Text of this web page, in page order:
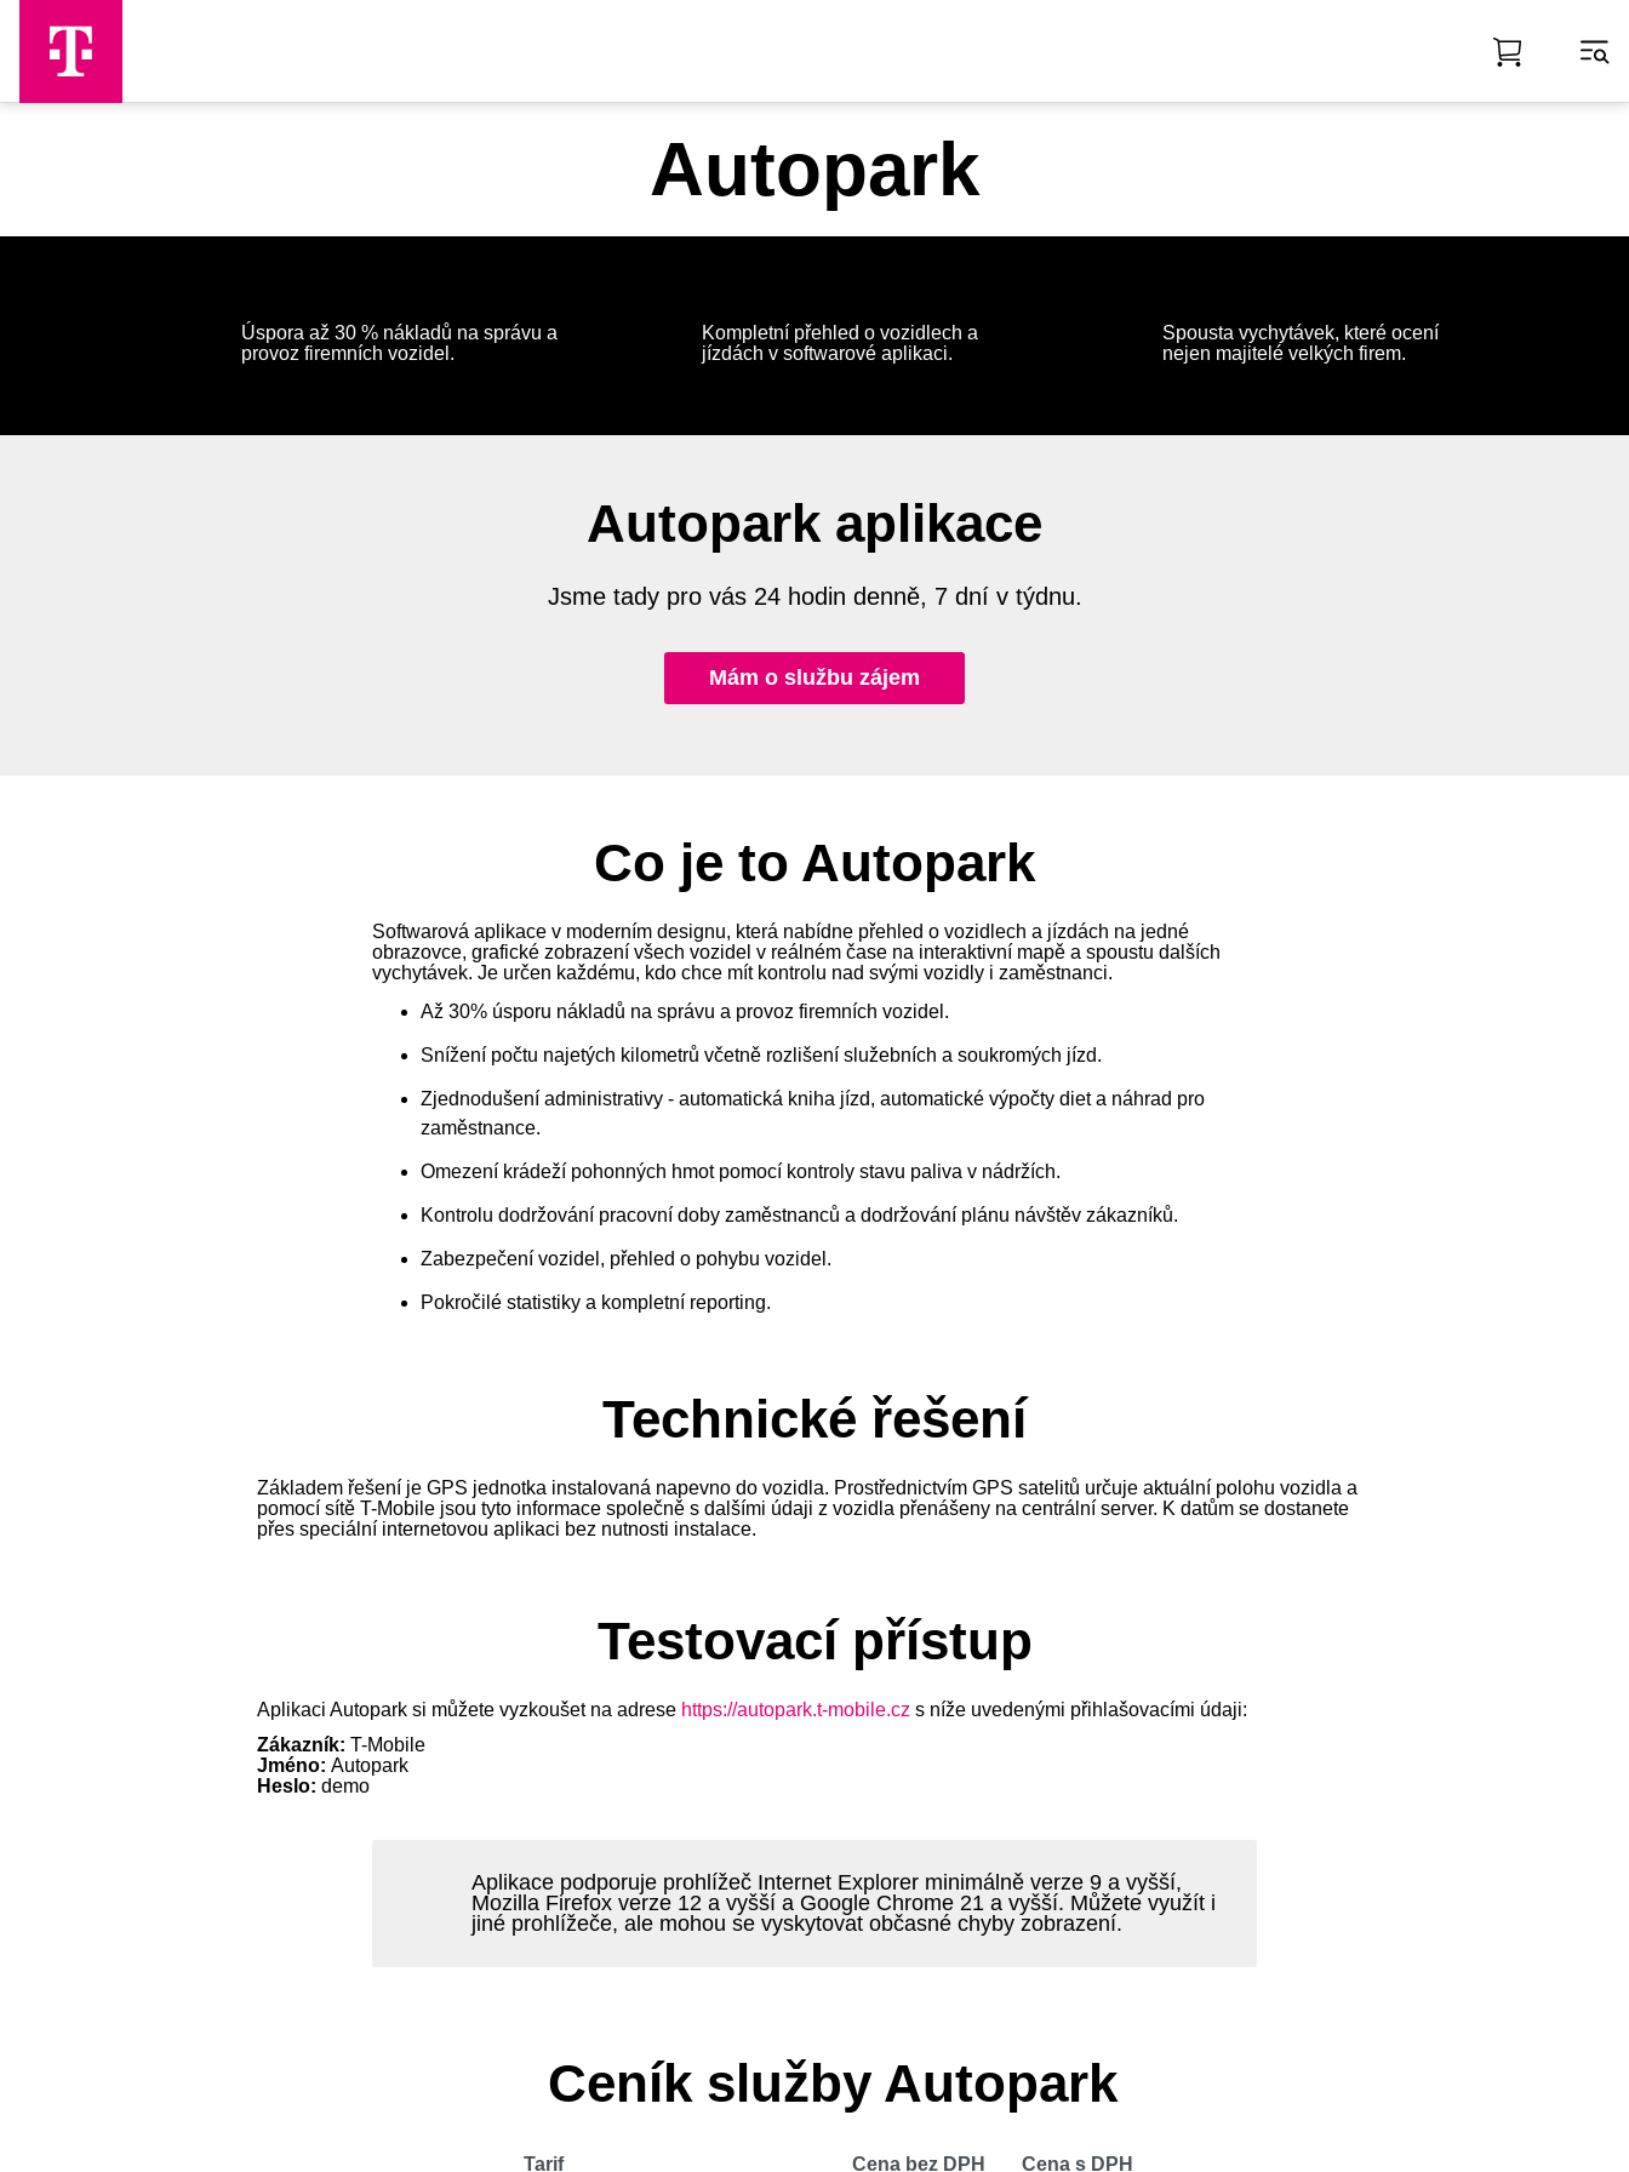
Autopark
Úspora až 30 % nákladů na správu a
provoz firemních vozidel.
Kompletní přehled o vozidlech a
jízdách v softwarové aplikaci.
Spousta vychytávek, které ocení
nejen majitelé velkých firem.
Autopark aplikace
Jsme tady pro vás 24 hodin denně, 7 dní v týdnu.
Mám o službu zájem
Co je to Autopark
Softwarová aplikace v moderním designu, která nabídne přehled o vozidlech a jízdách na jedné
obrazovce, grafické zobrazení všech vozidel v reálném čase na interaktivní mapě a spoustu dalších
vychytávek. Je určen každému, kdo chce mít kontrolu nad svými vozidly i zaměstnanci.
Až 30% úsporu nákladů na správu a provoz firemních vozidel.
Snížení počtu najetých kilometrů včetně rozlišení služebních a soukromých jízd.
Zjednodušení administrativy - automatická kniha jízd, automatické výpočty diet a náhrad pro
zaměstnance.
Omezení krádeží pohonných hmot pomocí kontroly stavu paliva v nádržích.
Kontrolu dodržování pracovní doby zaměstnanců a dodržování plánu návštěv zákazníků.
Zabezpečení vozidel, přehled o pohybu vozidel.
Pokročilé statistiky a kompletní reporting.
Technické řešení
Základem řešení je GPS jednotka instalovaná napevno do vozidla. Prostřednictvím GPS satelitů určuje aktuální polohu vozidla a
pomocí sítě T-Mobile jsou tyto informace společně s dalšími údaji z vozidla přenášeny na centrální server. K datům se dostanete
přes speciální internetovou aplikaci bez nutnosti instalace.
Testovací přístup
Aplikaci Autopark si můžete vyzkoušet na adrese https://autopark.t-mobile.cz s níže uvedenými přihlašovacími údaji:
Zákazník: T-Mobile
Jméno: Autopark
Heslo: demo
Aplikace podporuje prohlížeč Internet Explorer minimálně verze 9 a vyšší,
Mozilla Firefox verze 12 a vyšší a Google Chrome 21 a vyšší. Můžete využít i
jiné prohlížeče, ale mohou se vyskytovat občasné chyby zobrazení.
Ceník služby Autopark
Tarif Cena bez DPH Cena s DPH